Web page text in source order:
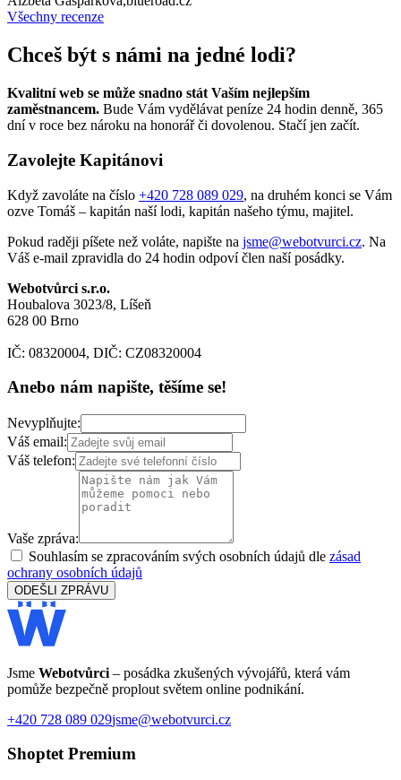
Všechny recenze
Chceš být s námi na jedné lodi?
Kvalitní web se může snadno stát Vaším nejlepším
zaměstnancem. Bude Vám vydělávat peníze 24 hodin denně, 365
dní v roce bez nároku na honorář či dovolenou. Stačí jen začít.
Zavolejte Kapitánovi
Když zavoláte na číslo +420 728 089 029, na druhém konci se Vám
ozve Tomáš – kapitán naší lodi, kapitán našeho týmu, majitel.
Pokud raději píšete než voláte, napište na jsme@webotvurci.cz. Na
Váš e-mail zpravidla do 24 hodin odpoví člen naší posádky.
Webotvůrci s.r.o.
Houbalova 3023/8, Líšeň
628 00 Brno
IČ: 08320004, DIČ: CZ08320004
Anebo nám napište, těšíme se!
Nevyplňujte:
Váš email:
Váš telefon:
Vaše zpráva:
Souhlasím se zpracováním svých osobních údajů dle zásad
ochrany osobních údajů
ODEŠLI ZPRÁVU
Jsme Webotvůrci – posádka zkušených vývojářů, která vám
pomůže bezpečně proplout světem online podnikání.
+420 728 089 029jsme@webotvurci.cz
Shoptet Premium